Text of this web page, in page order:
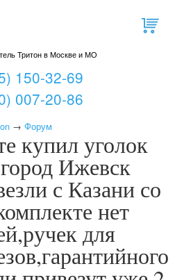
Тритон в Москве и МО
150-32-69
007-20-86
→ Форум
купил уголок
Ижевск
с Казани со
нет
для